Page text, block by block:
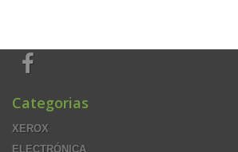
Categorias
XEROX
ELECTRÓNICA